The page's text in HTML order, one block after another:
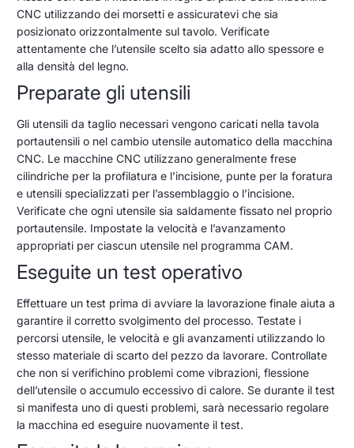
CNC utilizzando dei morsetti e assicuratevi che sia
posizionato orizzontalmente sul tavolo. Verificate
attentamente che l’utensile scelto sia adatto allo spessore e
alla densità del legno.
Preparate gli utensili
Gli utensili da taglio necessari vengono caricati nella tavola
portautensili o nel cambio utensile automatico della macchina
CNC. Le macchine CNC utilizzano generalmente frese
cilindriche per la profilatura e l’incisione, punte per la foratura
e utensili specializzati per l’assemblaggio o l’incisione.
Verificate che ogni utensile sia saldamente fissato nel proprio
portautensile. Impostate la velocità e l’avanzamento
appropriati per ciascun utensile nel programma CAM.
Eseguite un test operativo
Effettuare un test prima di avviare la lavorazione finale aiuta a
garantire il corretto svolgimento del processo. Testate i
percorsi utensile, le velocità e gli avanzamenti utilizzando lo
stesso materiale di scarto del pezzo da lavorare. Controllate
che non si verifichino problemi come vibrazioni, flessione
dell’utensile o accumulo eccessivo di calore. Se durante il test
si manifesta uno di questi problemi, sarà necessario regolare
la macchina ed eseguire nuovamente il test.